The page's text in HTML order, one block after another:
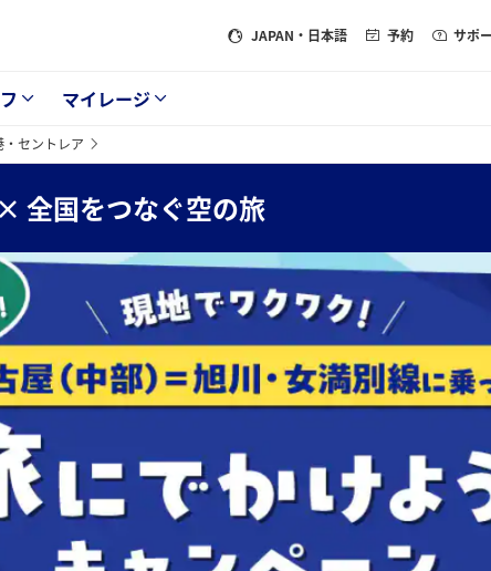
JAPAN ・日本語 予約 サポ
マイレージ
セントレア
全国をつなぐ空の旅
（中部）～旭川・女満別線に乗って、旅にでかけよう！キャンペ
となります。